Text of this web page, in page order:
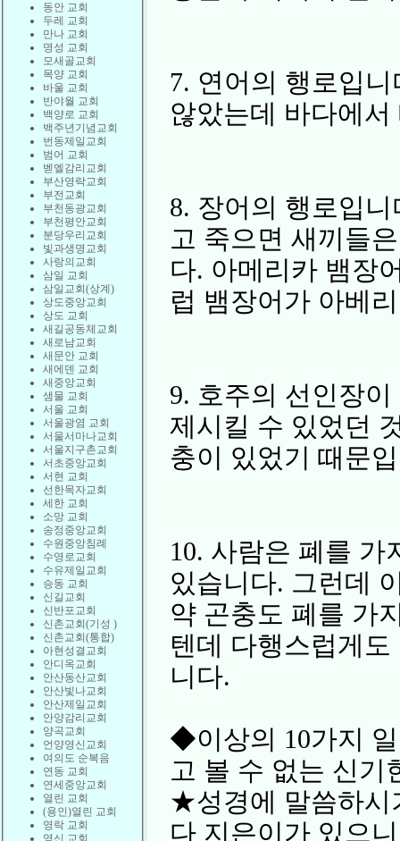
동안 교회
두레 교회
만나 교회
명성 교회
모새골교회
목양 교회
바울 교회
반야월 교회
백양로 교회
백주년기념교회
번동제일교회
범어 교회
벧엘감리교회
부산영락교회
부전교회
부천동광교회
부천평안교회
분당우리교회
빛과생명교회
사랑의교회
삼일 교회
삼일교회(상계)
상도중앙교회
상도 교회
새길공동체교회
새로남교회
새문안 교회
새에덴 교회
새중앙교회
샘물 교회
서울 교회
서울광염 교회
서울서마나교회
서울지구촌교회
서초중앙교회
서현 교회
선한목자교회
세한 교회
소망 교회
송정중앙교회
수원중앙침례
수영로교회
수유제일교회
승동 교회
신길교회
신반포교회
신촌교회(기성 )
신촌교회(통합)
아현성결교회
안디옥교회
안산동산교회
안산빛나교회
안산제일교회
안양감리교회
양곡교회
언양영신교회
여의도 순복음
연동 교회
연세중앙교회
열린 교회
(용인)열린 교회
영락 교회
영신 교회
7. 연어의 행로입
않았는데 바다에
8. 장어의 행로입
고 죽으면 새끼들
다. 아메리카 뱀장
럽 뱀장어가 아베
9. 호주의 선인장
제시킬 수 있었던
충이 있었기 때문
10. 사람은 폐를 가
있습니다. 그런데
약 곤충도 폐를 가
텐데 다행스럽게
니다.
◆이상의 10가지
고 볼 수 없는 신기
★성경에 말씀하시
다 지은이가 있으